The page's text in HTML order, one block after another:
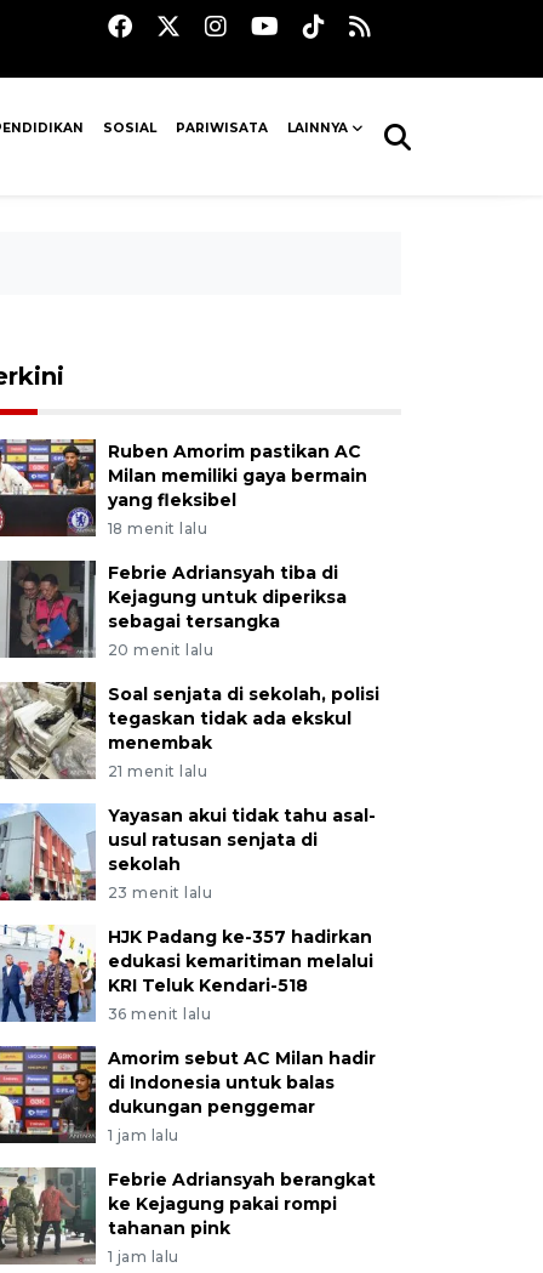
SOSIAL PARIWISATA LAINNYA
Ruben Amorim pastikan AC
Milan memiliki gaya bermain
yang fleksibel
18 menit lalu
Febrie Adriansyah tiba di
Kejagung untuk diperiksa
sebagai tersangka
20 menit lalu
Soal senjata di sekolah, polisi
tegaskan tidak ada ekskul
menembak
21 menit lalu
Yayasan akui tidak tahu asal-
usul ratusan senjata di
sekolah
23 menit lalu
HJK Padang ke-357 hadirkan
edukasi kemaritiman melalui
KRI Teluk Kendari-518
36 menit lalu
Amorim sebut AC Milan hadir
di Indonesia untuk balas
dukungan penggemar
1 jam lalu
Febrie Adriansyah berangkat
ke Kejagung pakai rompi
tahanan pink
1 jam lalu